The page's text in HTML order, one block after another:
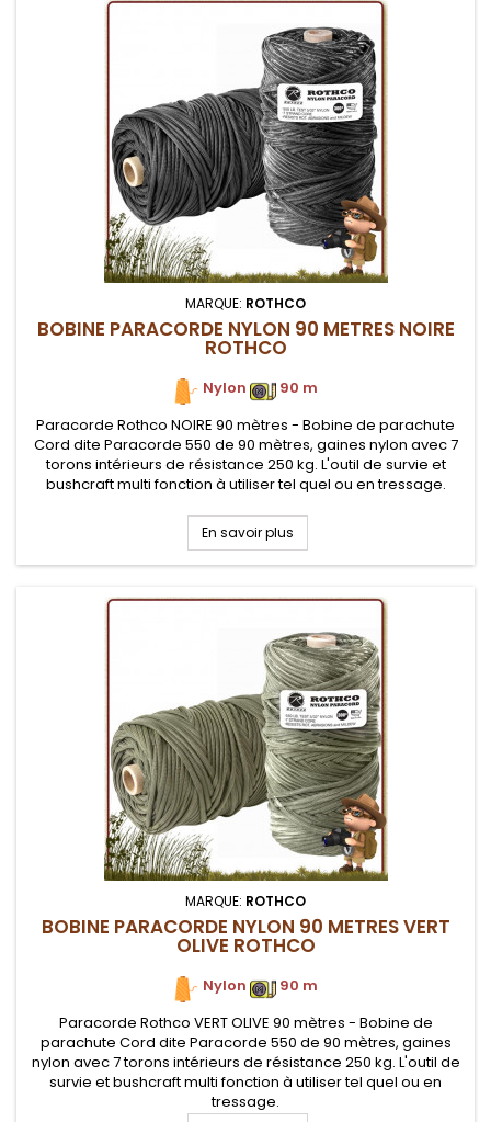
MARQUE: ROTHCO
BOBINE PARACORDE NYLON 90 METRES NOIRE
ROTHCO
Nylon
90 m
Paracorde Rothco NOIRE 90 mètres - Bobine de parachute
Cord dite Paracorde 550 de 90 mètres, gaines nylon avec 7
torons intérieurs de résistance 250 kg. L'outil de survie et
bushcraft multi fonction à utiliser tel quel ou en tressage.
En savoir plus
MARQUE: ROTHCO
BOBINE PARACORDE NYLON 90 METRES VERT
OLIVE ROTHCO
Nylon
90 m
Paracorde Rothco VERT OLIVE 90 mètres - Bobine de
parachute Cord dite Paracorde 550 de 90 mètres, gaines
nylon avec 7 torons intérieurs de résistance 250 kg. L'outil de
survie et bushcraft multi fonction à utiliser tel quel ou en
tressage.